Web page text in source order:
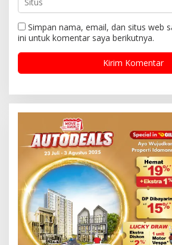
Simpan nama, email, dan situs web
ini untuk komentar saya berikutnya.